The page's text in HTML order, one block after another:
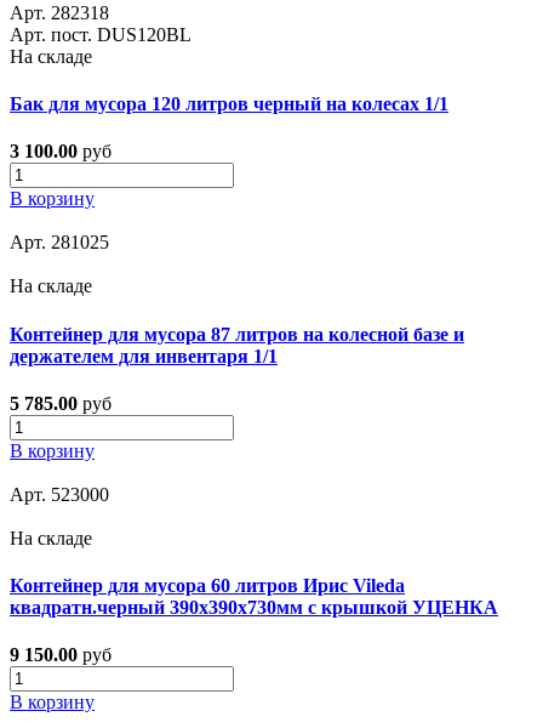
Арт. 282318
Арт. пост. DUS120BL
На складе
Бак для мусора 120 литров черный на колесах 1/1
3 100.00 руб
В корзину
Арт. 281025
На складе
Контейнер для мусора 87 литров на колесной базе и
держателем для инвентаря 1/1
5 785.00 руб
В корзину
Арт. 523000
На складе
Контейнер для мусора 60 литров Ирис Vileda
квадратн.черный 390х390х730мм с крышкой УЦЕНКА
9 150.00 руб
В корзину